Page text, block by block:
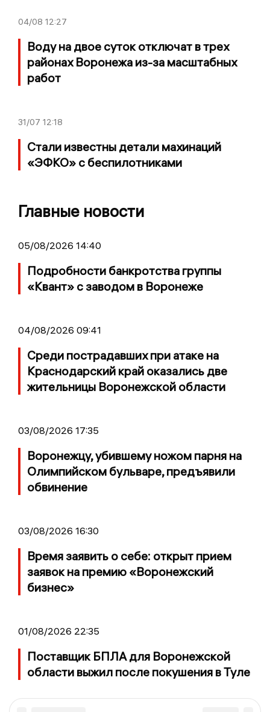
04/08 12:27
Воду на двое суток отключат в трех
районах Воронежа из-за масштабных
работ
31/07 12:18
Стали известны детали махинаций
«ЭФКО» с беспилотниками
Главные новости
05/08/2026 14:40
Подробности банкротства группы
«Квант» с заводом в Воронеже
04/08/2026 09:41
Среди пострадавших при атаке на
Краснодарский край оказались две
жительницы Воронежской области
03/08/2026 17:35
Воронежцу, убившему ножом парня на
Олимпийском бульваре, предъявили
обвинение
03/08/2026 16:30
Время заявить о себе: открыт прием
заявок на премию «Воронежский
бизнес»
01/08/2026 22:35
Поставщик БПЛА для Воронежской
области выжил после покушения в Туле